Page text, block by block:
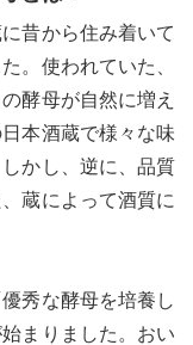
昔から住み着いて
。使われていた、
酵母が自然に増え
本酒蔵で様々な味
かし、逆に、品質
蔵によって酒質に
秀な酵母を培養し
まりました。おい